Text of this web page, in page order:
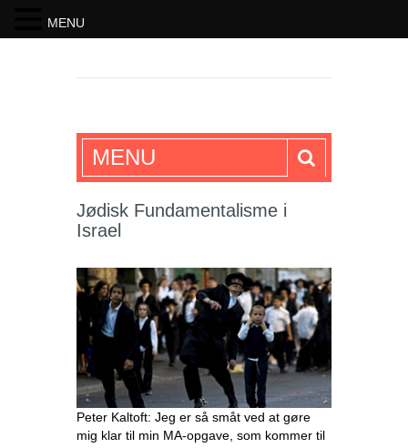
SKRIFTEN
MENU
Jødisk Fundamentalisme i
Israel
Peter Kaltoft: Jeg er så småt ved at gøre
mig klar til min MA-opgave, som kommer til
MENU